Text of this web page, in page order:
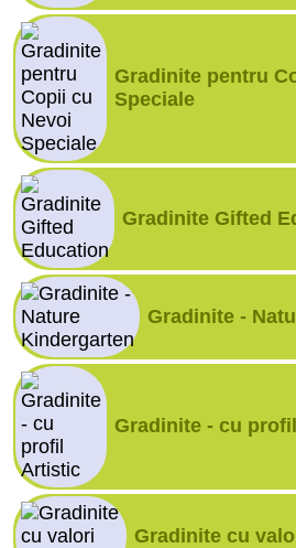
Gradinite pentru
Speciale
Gradinite Gifted
Gradinite -
Gradinite - cu
Gradinite cu